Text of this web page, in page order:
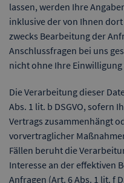
lassen, werden Ihre
inklusive der von Ihnen
zwecks Bearbeitung der
Anschlussfragen bei uns
nicht ohne Ihre Einwilligung
Die Verarbeitung dieser
Abs. 1 lit. b DSGVO, sofern
Vertrags zusammenhängt
vorvertraglicher
Fällen beruht die
Interesse an der effektiven
Anfragen (Art. 6 Abs. 1 lit. f